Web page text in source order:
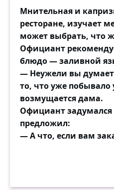
Мнительная и
ресторане, изучает
может выбрать, что
Официант
блюдо — заливной
— Неужели вы
то, что уже побывало
возмущается дама.
Официант задумался
предложил:
— А что, если вам